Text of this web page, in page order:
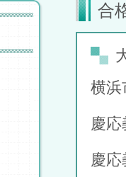
合
横
慶
慶